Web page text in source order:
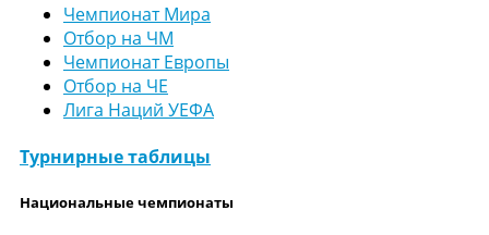
Чемпионат Мира
Отбор на ЧМ
Чемпионат Европы
Отбор на ЧЕ
Лига Наций УЕФА
Турнирные таблицы
Национальные чемпионаты